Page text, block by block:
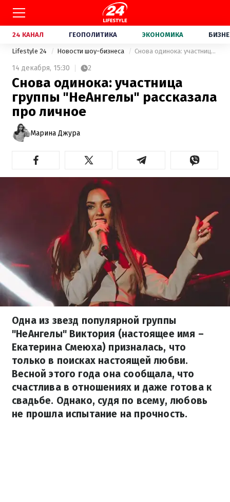
24 КАНАЛ ГЕОПОЛИТИКА ЭКОНОМИКА
Lifestyle 24 Новости шоу-бизнеса Снова одинока: участница группы "НеАнгелы" рассказала про личное
14 декабря, 15:30 2
Снова одинока: участница
группы "НеАнгелы" рассказала
про личное
Марина Джура
Одна из звезд популярной группы
"НеАнгелы" Виктория (настоящее имя –
Екатерина Смеюха) призналась, что
только в поисках настоящей любви.
Весной этого года она сообщала, что
счастлива в отношениях и даже готова к
свадьбе. Однако, судя по всему, любовь
не прошла испытание на прочность.